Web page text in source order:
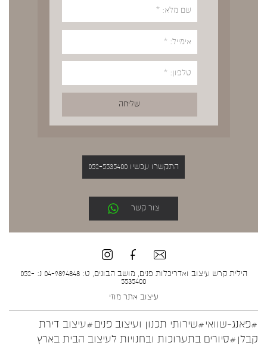
התקשרו עכשיו 052-5535400
צור קשר
הילית קרש עיצוב ואדריכלות פנים, מושב הבונים, ט: 04-9894848 נ: 052-
5535400
עיצוב אתר מוזי
#פאנג-שוואי#שירותי תכנון ועיצוב פנים#עיצוב דירת
קבלן #סיורים בתערוכות ובחנויות לעיצוב הבית בארץ